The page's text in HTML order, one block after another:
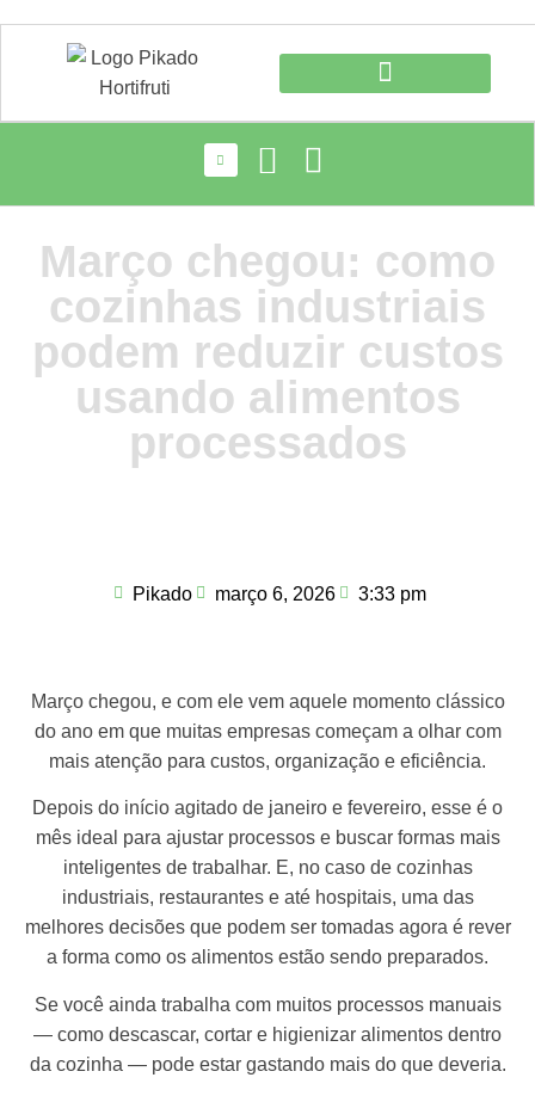
Março chegou: como
cozinhas industriais
podem reduzir custos
usando alimentos
processados
Pikado março 6, 2026 3:33 pm
Março chegou, e com ele vem aquele momento clássico
do ano em que muitas empresas começam a olhar com
mais atenção para custos, organização e eficiência.
Depois do início agitado de janeiro e fevereiro, esse é o
mês ideal para ajustar processos e buscar formas mais
inteligentes de trabalhar. E, no caso de cozinhas
industriais, restaurantes e até hospitais, uma das
melhores decisões que podem ser tomadas agora é rever
a forma como os alimentos estão sendo preparados.
Se você ainda trabalha com muitos processos manuais
— como descascar, cortar e higienizar alimentos dentro
da cozinha — pode estar gastando mais do que deveria.